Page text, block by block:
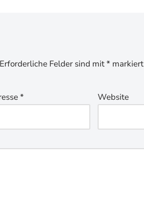
Erforderliche Felder sind mit* markiert
* Website